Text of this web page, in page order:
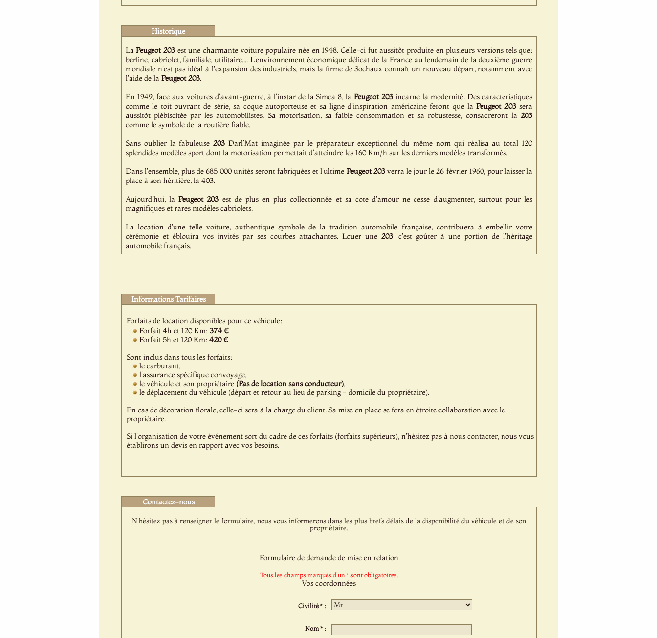
Historique
LaPeugeot 203 est une charmante voiture populaire née en 1948. Celle-ci fut aussitôt produite en plusieurs versions tels que:
berline, cabriolet, familiale, utilitaire.... L'environnement économique délicat de la France au lendemain de la deuxième guerre
mondiale n'est pas idéal à l'expansion des industriels, mais la firme de Sochaux connaît un nouveau départ, notamment avec
l'aide de la Peugeot 203.
En 1949, face aux voitures d'avant-guerre, à l'instar de la Simca 8, laPeugeot 203 incarne la modernité. Des caractéristiques
comme le toit ouvrant de série, sa coque autoporteuse et sa ligne d'inspiration américaine feront que laPeugeot 203sera
aussitôt plébiscitée par les automobilistes. Sa motorisation, sa faible consommation et sa robustesse, consacreront la203
comme le symbole de la routière fiable.
Sans oublier la fabuleuse203 Darl’Mat imaginée par le préparateur exceptionnel du même nom qui réalisa au total 120
splendides modèles sport dont la motorisation permettait d'atteindre les 160 Km/h sur les derniers modèles transformés.
Dans l'ensemble, plus de 685 000 unités seront fabriquées et l'ultime Peugeot 203verra le jour le 26 février 1960, pour laisser la
place à son héritière, la 403.
Aujourd'hui, laPeugeot 203 est de plus en plus collectionnée et sa cote d'amour ne cesse d'augmenter, surtout pour les
magnifiques et rares modèles cabriolets.
La location d'une telle voiture, authentique symbole de la tradition automobile française, contribuera à embellir votre
cérémonie et éblouira vos invités par ses courbes attachantes. Louer une203, c'est goûter à une portion de l'héritage
automobile français.
Informations Tarifaires
Forfaits de location disponibles pour ce véhicule:
Forfait 4h et 120 Km: 374 €
Forfait 5h et 120 Km: 420 €
Sont inclus dans tous les forfaits:
le carburant,
l'assurance spécifique convoyage,
le véhicule et son propriétaire (Pas de location sans conducteur),
le déplacement du véhicule (départ et retour au lieu de parking - domicile du propriétaire).
En cas de décoration florale, celle-ci sera à la charge du client. Sa mise en place se fera en étroite collaboration avec le
propriétaire.
Si l'organisation de votre événement sort du cadre de ces forfaits (forfaits supérieurs), n'hésitez pas à nous contacter, nous vous
établirons un devis en rapport avec vos besoins.
Contactez-nous
N'hésitez pas à renseigner le formulaire, nous vous informerons dans les plus brefs délais de la disponibilité du véhicule et de son
propriétaire.
Formulaire de demande de mise en relation
Tous les champs marqués d'un * sont obligatoires.
Vos coordonnées
Civilité * :
Nom * :